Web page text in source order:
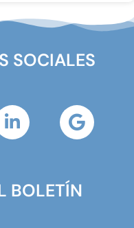
SOCIALES
BOLETÍN